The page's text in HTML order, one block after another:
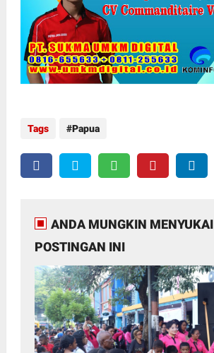
Tags Papua
ANDA MUNGKIN MENYUKAI
POSTINGAN INI